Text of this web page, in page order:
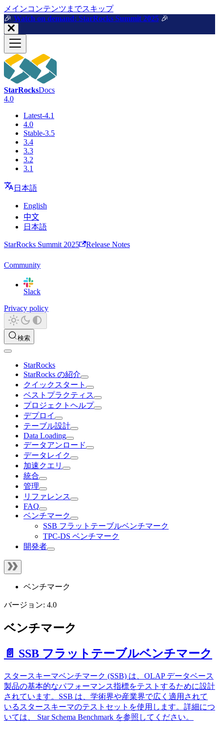
メインコンテンツまでスキップ
🎉️ Watch on demand: StarRocks Summit 2025 🎉️
StarRocksDocs
4.0
Latest-4.1
4.0
Stable-3.5
3.4
3.3
3.2
3.1
日本語
English
中文
日本語
StarRocks Summit 2025 Release Notes
Community
Slack
Privacy policy
検索
StarRocks
StarRocks の紹介
クイックスタート
ベストプラクティス
プロジェクトヘルプ
デプロイ
テーブル設計
Data Loading
データアンロード
データレイク
加速クエリ
統合
管理
リファレンス
FAQ
ベンチマーク
SSB フラットテーブルベンチマーク
TPC-DS ベンチマーク
開発者
ベンチマーク
バージョン: 4.0
ベンチマーク
📄️ SSB フラットテーブルベンチマーク
スタースキーマベンチマーク (SSB) は、OLAP データベース
製品の基本的なパフォーマンス指標をテストするために設計
されています。SSB は、学術界や産業界で広く適用されて
いるスタースキーマのテストセットを使用します。詳細につ
いては、 Star Schema Benchmark を参照してください。